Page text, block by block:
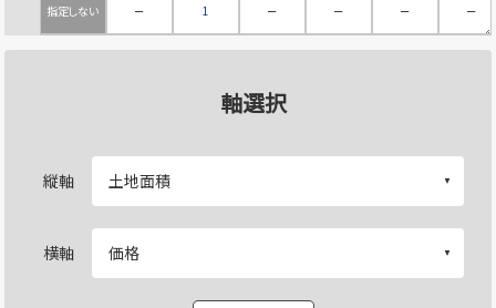
指定しない － 1 － － － －
軸選択
縦軸
横軸